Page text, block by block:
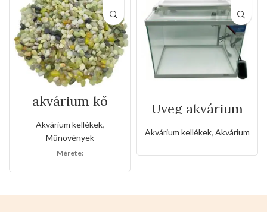
akvárium kő
Akvárium kellékek,
Műnövények
Mérete:
Üveg akvárium
teljes
készlettel(42*26*
32CM )
Akvárium kellékek, Akvárium